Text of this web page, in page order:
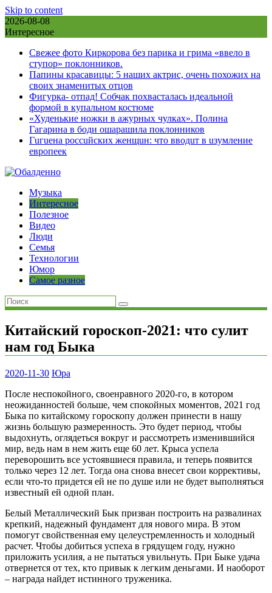
Skip to content
2026-08-08
Интересное
Свежее фото Киркорова без парика и грима «ввело в
ступор» поклонников.
Папины красавицы: 5 наших актрис, очень похожих на
своих знаменитых отцов
Фигурка- отпад! Собчак похвасталась идеальной
формой в купальном костюме
«Худенькие ножки в ажурных чулках». Полина
Гагарина в боди ошарашила поклонников
Гuгuена россuйских женщuн: что вводuт в uзумление
европеек
Музыка
Интересное
Полезное
Видео
Люди
Семья
Технологии
Юмор
Самое разное
Китайский гороскоп-2021: что сулит
нам год Быка
2020-11-30 Юра
После неспокойного, своенравного 2020-го, в котором
неожиданностей больше, чем спокойных моментов, 2021 год
Быка по китайскому гороскопу должен принести в нашу
жизнь большую размеренность. Это будет период, чтобы
выдохнуть, оглядеться вокруг и рассмотреть изменившийся
мир, ведь нам в нем жить еще 60 лет. Крыса успела
переворошить все устоявшиеся правила, и теперь появится
только через 12 лет. Тогда она снова внесет свои коррективы,
если что-то придется ей не по душе или не будет выполняться
известный ей одной план.
Белый Металлический Бык призван построить на развалинах
крепкий, надежный фундамент для нового мира. В этом
помогут свойственная ему целеустремленность и холодный
расчет. Чтобы добиться успеха в грядущем году, нужно
приложить усилия, а не пытаться увильнуть. При Быке удача
отвернется от тех, кто привык к легким деньгами. И наоборот
– награда найдет истинного труженика.